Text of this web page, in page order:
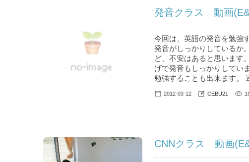
発音クラス 動画
今回は、英語の発音を勉強
発音がしっかりしているか
ど、不安はあると思います
げで発音もしっかりしてい
勉強することも出来ます。
2012-03-12 CEBU21
CNNクラス 動画